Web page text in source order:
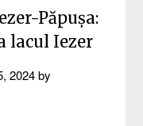
Păpușa:
lacul Iezer
2024by